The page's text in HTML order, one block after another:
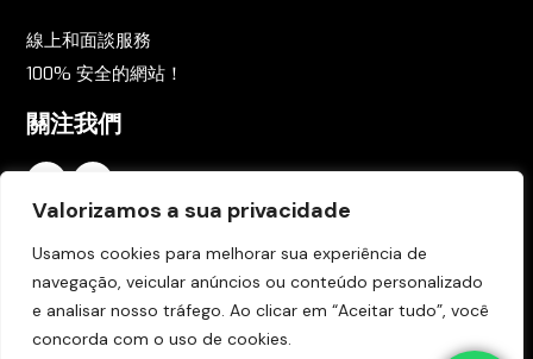
Valorizamos a sua privacidade
Usamos cookies para melhorar sua experiência de
navegação, veicular anúncios ou conteúdo personalizado
e analisar nosso tráfego. Ao clicar em “Aceitar tudo”, você
concorda com o uso de cookies.
線上和面談服務
100% 安全的網站！
關注我們
即時接收所有新聞，立即註冊。